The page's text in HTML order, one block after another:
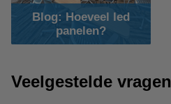
Blog: Hoeveel led
panelen?
Veelgestelde vragen